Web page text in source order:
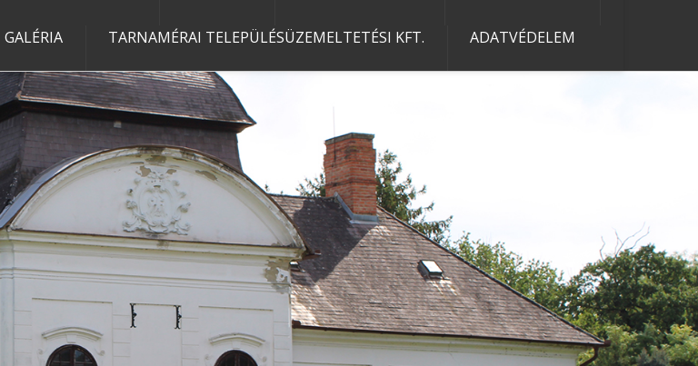
GALÉRIA TARNAMÉRAI TELEPÜLÉSÜZEMELTETÉSI KFT. ADATVÉDELEM